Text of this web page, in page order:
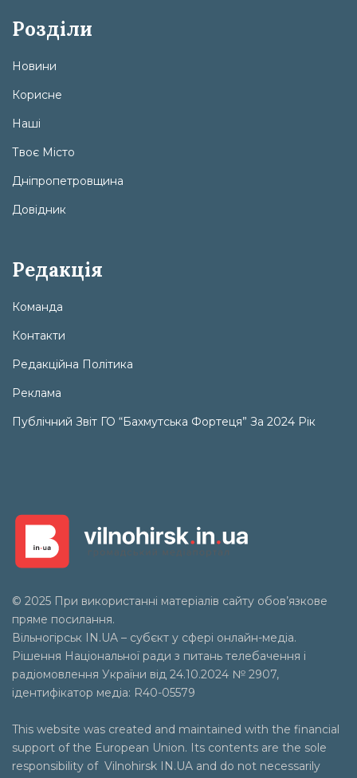
Розділи
Новини
Корисне
Наші
Твоє Місто
Дніпропетровщина
Довідник
Редакція
Команда
Контакти
Редакційна Політика
Реклама
Публічний Звіт ГО “Бахмутська Фортеця” За 2024 Рік
© 2025 При використанні матеріалів сайту обов’язкове
пряме посилання.
Вільногірськ
IN.UA – субєкт у сфері онлайн-медіа.
Рішення Національної ради з питань телебачення і
радіомовлення України від 24.10.2024 № 2907,
ідентифікатор медіа: R40-05579
This website was created and maintained with the financial
support of the European Union. Its contents are the sole
responsibility of Vilnohirsk IN.UA and do not necessarily